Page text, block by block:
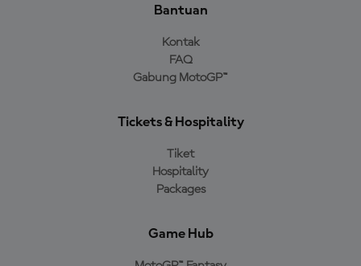
Bantuan
Kontak
FAQ
Gabung MotoGP™
Tickets & Hospitality
Tiket
Hospitality
Packages
Game Hub